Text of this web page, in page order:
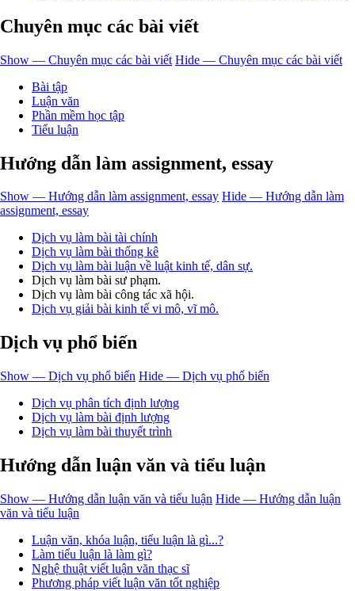
Chuyên mục các bài viết
Show — Chuyên mục các bài viết Hide — Chuyên mục các bài viết
Bài tập
Luận văn
Phần mềm học tập
Tiểu luận
Hướng dẫn làm assignment, essay
Show — Hướng dẫn làm assignment, essay Hide — Hướng dẫn làm
assignment, essay
Dịch vụ làm bài tài chính
Dịch vụ làm bài thống kê
Dịch vụ làm bài luận về luật kinh tế, dân sự.
Dịch vụ làm bài sư phạm.
Dịch vụ làm bài công tác xã hội.
Dịch vụ giải bài kinh tế vi mô, vĩ mô.
Dịch vụ phổ biến
Show — Dịch vụ phổ biến Hide — Dịch vụ phổ biến
Dịch vụ phân tích định lượng
Dịch vụ làm bài định lượng
Dịch vụ làm bài thuyết trình
Hướng dẫn luận văn và tiểu luận
Show — Hướng dẫn luận văn và tiểu luận Hide — Hướng dẫn luận
văn và tiểu luận
Luận văn, khóa luận, tiểu luận là gì...?
Làm tiểu luận là làm gì?
Nghệ thuật viết luận văn thạc sĩ
Phương pháp viết luận văn tốt nghiệp